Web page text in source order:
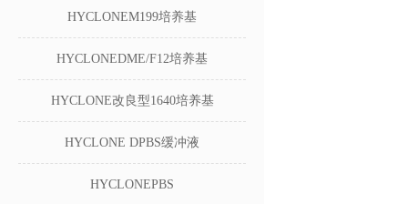
HYCLONEM199培养基
HYCLONEDME/F12培养基
HYCLONE改良型1640培养基
HYCLONE DPBS缓冲液
HYCLONEPBS